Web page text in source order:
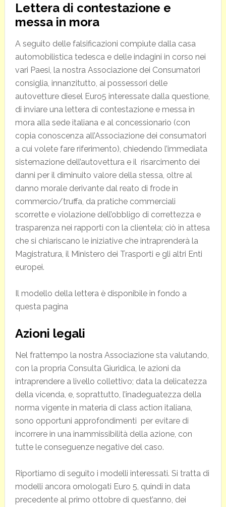
Lettera di contestazione e
messa in mora
A seguito delle falsificazioni compiute dalla casa
automobilistica tedesca e delle indagini in corso nei
vari Paesi, la nostra Associazione dei Consumatori
consiglia, innanzitutto, ai possessori delle
autovetture diesel Euro5 interessate dalla questione,
di inviare una lettera di contestazione e messa in
mora alla sede italiana e al concessionario (con
copia conoscenza all’Associazione dei consumatori
a cui volete fare riferimento), chiedendo l’immediata
sistemazione dell’autovettura e il risarcimento dei
danni per il diminuito valore della stessa, oltre al
danno morale derivante dal reato di frode in
commercio/truffa, da pratiche commerciali
scorrette e violazione dell’obbligo di correttezza e
trasparenza nei rapporti con la clientela; ciò in attesa
che si chiariscano le iniziative che intraprenderà la
Magistratura, il Ministero dei Trasporti e gli altri Enti
europei.
Il modello della lettera è disponibile in fondo a
questa pagina
Azioni legali
Nel frattempo la nostra Associazione sta valutando,
con la propria Consulta Giuridica, le azioni da
intraprendere a livello collettivo; data la delicatezza
della vicenda, e, soprattutto, l’inadeguatezza della
norma vigente in materia di class action italiana,
sono opportuni approfondimenti per evitare di
incorrere in una inammissibilità della azione, con
tutte le conseguenze negative del caso.
Riportiamo di seguito i modelli interessati. Si tratta di
modelli ancora omologati Euro 5, quindi in data
precedente al primo ottobre di quest’anno, dei